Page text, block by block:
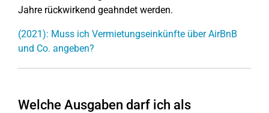
Jahre rückwirkend geahndet werden.
(2021): Muss ich Vermietungseinkünfte über AirBnB
und Co. angeben?
Welche Ausgaben darf ich als